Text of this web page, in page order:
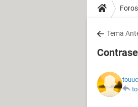
Foros
Tema